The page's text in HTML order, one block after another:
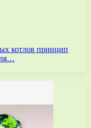
котлов принцип